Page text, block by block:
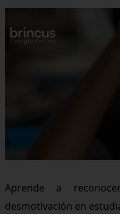
Aprende a
desmotivación en